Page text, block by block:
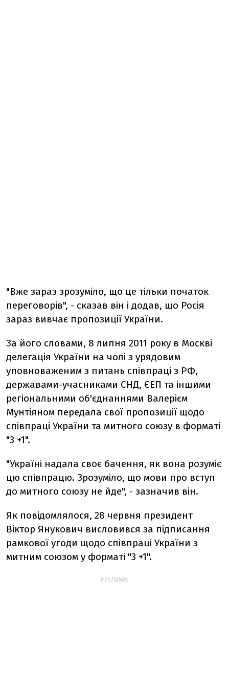
"Вже зараз зрозуміло, що це тільки початок
переговорів", - сказав він і додав, що Росія
зараз вивчає пропозиції України.
За його словами, 8 липня 2011 року в Москві
делегація України на чолі з урядовим
уповноваженим з питань співпраці з РФ,
державами-учасниками СНД, ЄЕП та іншими
регіональними об'єднаннями Валерієм
Мунтіяном передала свої пропозиції щодо
співпраці України та митного союзу в форматі
"3 +1".
"Україні надала своє бачення, як вона розуміє
цю співпрацю. Зрозуміло, що мови про вступ
до митного союзу не йде", - зазначив він.
Як повідомлялося, 28 червня президент
Віктор Янукович висловився за підписання
рамкової угоди щодо співпраці України з
митним союзом у форматі "3 +1".
РЕКЛАМА: